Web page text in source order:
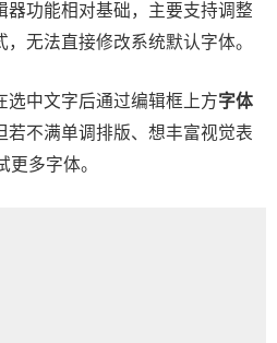
器功能相对基础，主要支持调整
无法直接修改系统默认字体。
选中文字后通过编辑框上方字体
若不满单调排版、想丰富视觉表
更多字体。